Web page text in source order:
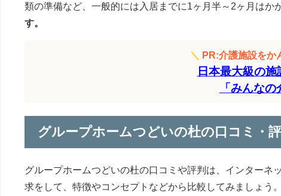
類の準備など、一般的には入居までに1ヶ月半～2ヶ月はか
す。
＼ PR:介護施設をか
日本最大級の
「みんな
グループホームつどいの杜の口コミ・評
グループホームつどいの杜の口コミや評判は、インター
求をして、特徴やコンセプトなどから比較してみましょう